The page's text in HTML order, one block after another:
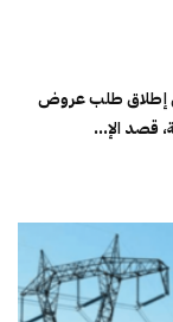
إطلاق طلب عروض
قصد الإ...